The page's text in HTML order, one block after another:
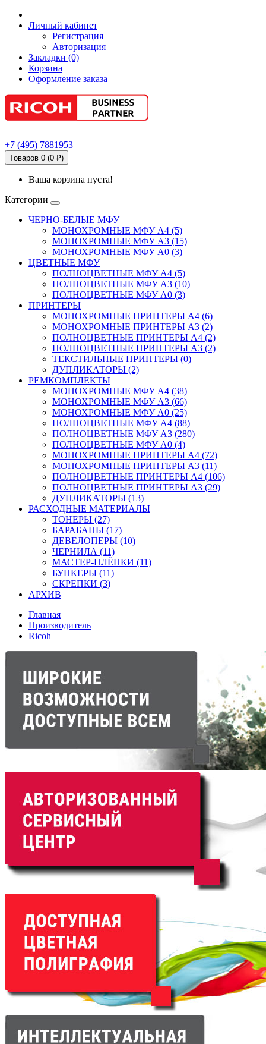
Личный кабинет
Регистрация
Авторизация
Закладки (0)
Корзина
Оформление заказа
+7 (495) 7881953
Товаров 0 (0 ₽)
Ваша корзина пуста!
Категории
ЧЕРНО-БЕЛЫЕ МФУ
МОНОХРОМНЫЕ МФУ А4 (5)
МОНОХРОМНЫЕ МФУ А3 (15)
МОНОХРОМНЫЕ МФУ А0 (3)
ЦВЕТНЫЕ МФУ
ПОЛНОЦВЕТНЫЕ МФУ А4 (5)
ПОЛНОЦВЕТНЫЕ МФУ А3 (10)
ПОЛНОЦВЕТНЫЕ МФУ А0 (3)
ПРИНТЕРЫ
МОНОХРОМНЫЕ ПРИНТЕРЫ А4 (6)
МОНОХРОМНЫЕ ПРИНТЕРЫ А3 (2)
ПОЛНОЦВЕТНЫЕ ПРИНТЕРЫ А4 (2)
ПОЛНОЦВЕТНЫЕ ПРИНТЕРЫ А3 (2)
ТЕКСТИЛЬНЫЕ ПРИНТЕРЫ (0)
ДУПЛИКАТОРЫ (2)
РЕМКОМПЛЕКТЫ
МОНОХРОМНЫЕ МФУ А4 (38)
МОНОХРОМНЫЕ МФУ А3 (66)
МОНОХРОМНЫЕ МФУ А0 (25)
ПОЛНОЦВЕТНЫЕ МФУ А4 (88)
ПОЛНОЦВЕТНЫЕ МФУ А3 (280)
ПОЛНОЦВЕТНЫЕ МФУ А0 (4)
МОНОХРОМНЫЕ ПРИНТЕРЫ А4 (72)
МОНОХРОМНЫЕ ПРИНТЕРЫ А3 (11)
ПОЛНОЦВЕТНЫЕ ПРИНТЕРЫ А4 (106)
ПОЛНОЦВЕТНЫЕ ПРИНТЕРЫ А3 (29)
ДУПЛИКАТОРЫ (13)
РАСХОДНЫЕ МАТЕРИАЛЫ
ТОНЕРЫ (27)
БАРАБАНЫ (17)
ДЕВЕЛОПЕРЫ (10)
ЧЕРНИЛА (11)
МАСТЕР-ПЛЁНКИ (11)
БУНКЕРЫ (11)
СКРЕПКИ (3)
АРХИВ
Главная
Производитель
Ricoh